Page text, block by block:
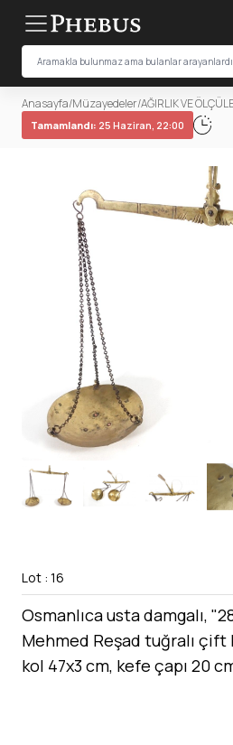
Anasayfa/Müzayedeler/AĞIRLIK VE
Tamamlandı: 25 Haziran, 22:00
Lot : 16
Osmanlıca usta damgalı,
Mehmed Reşad tuğralı
kol 47x3 cm, kefe çapı 20